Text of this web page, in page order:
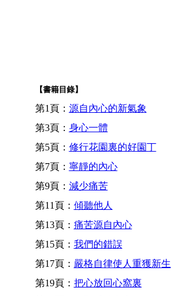
【書籍目錄】
第1頁： 源自內心的新氣象
第3頁： 身心一體
第5頁： 修行花園裏的好園丁
第7頁： 寧靜的內心
第9頁： 減少痛苦
第11頁： 傾聽他人
第13頁： 痛苦源自內心
第15頁： 我們的錯誤
第17頁： 嚴格自律使人重獲新生
第19頁： 把心放回心窩裏